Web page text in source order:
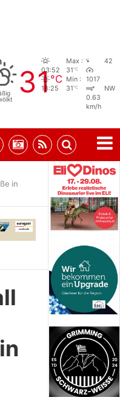
31°C
03:52
18:25
Max :
31°C
Min :
31°C
42
1017
NW
0.63
km/h
in